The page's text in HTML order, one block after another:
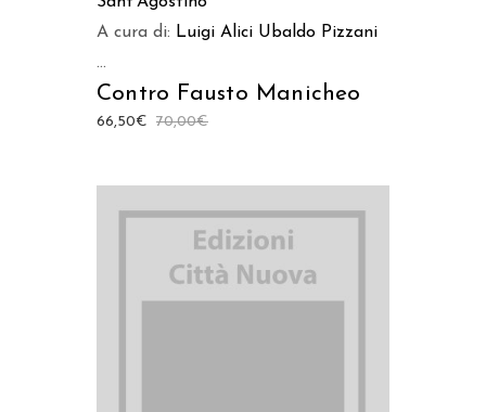
A cura di: Luigi Alici Ubaldo Pizzani
...
Contro Fausto Manicheo
70,00€
66,50€